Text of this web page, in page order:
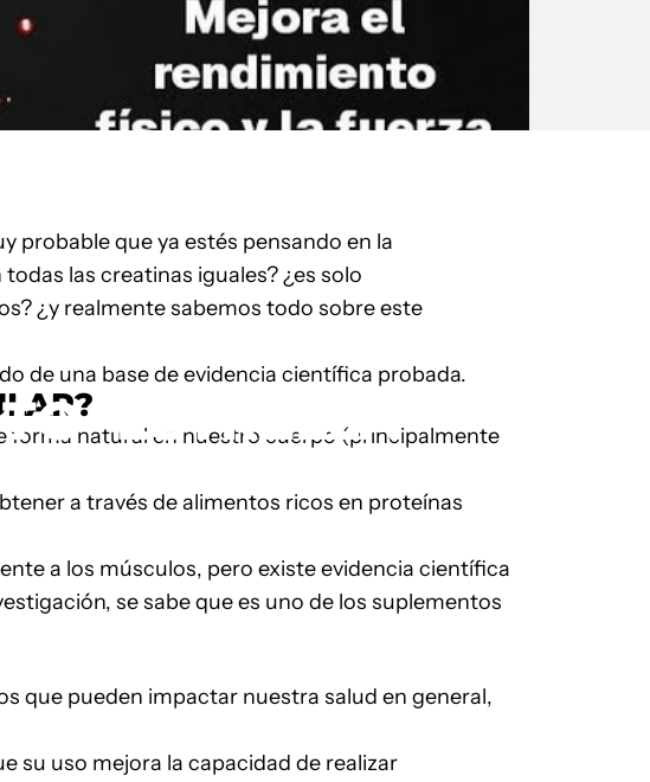
ESTRELLA
probable que ya estés pensando en la
las creatinas iguales? ¿es solo
¿y realmente sabemos todo sobre este
de una base de evidencia científica probada.
forma natural en nuestro cuerpo (principalmente
a través de alimentos ricos en proteínas
a los músculos, pero existe evidencia científica
se sabe que es uno de los suplementos
que pueden impactar nuestra salud en general,
su uso mejora la capacidad de realizar